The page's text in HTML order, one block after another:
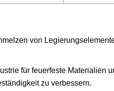
von
für feuerfeste Materialien
zu verbessern.